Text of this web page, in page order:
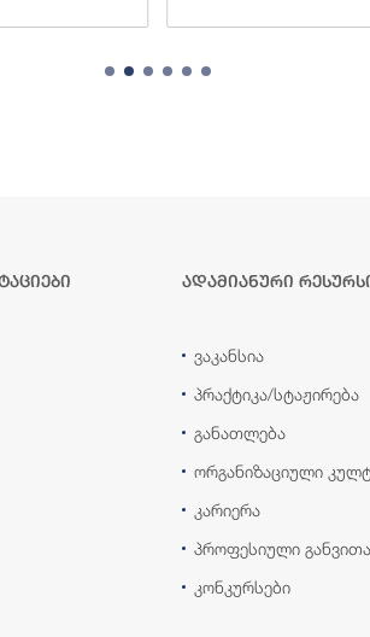
ადამიანური
ვაკანსია
პრაქტიკა/სტაჟირება
განათლება
ორგანიზაციული
კარიერა
პროფესიული
კონკურსები